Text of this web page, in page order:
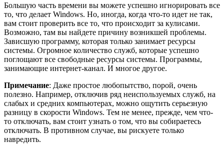
Большую часть времени вы можете успешно игнорировать все
то, что делает Windows. Но, иногда, когда что-то идет не так,
вам стоит проверить все то, что происходит за кулисами.
Возможно, там вы найдете причину возникшей проблемы.
Зависшую программу, которая только занимает ресурсы
системы. Огромное количество служб, которые успешно
поглощают все свободные ресурсы системы. Программы,
занимающие интернет-канал. И многое другое.
Примечание: Даже простое любопытство, порой, очень
полезно. Например, отключив ряд неиспользуемых служб, на
слабых и средних компьютерах, можно ощутить серьезную
разницу в скорости Windows. Тем не менее, прежде, чем что-
то отключать, вам стоит узнать о том, что вы собираетесь
отключать. В противном случае, вы рискуете только
навредить.